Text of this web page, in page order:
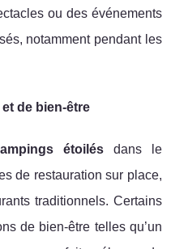
ou des événements
notamment pendant les
de bien-être
étoilésdans le
de restauration sur place,
traditionnels. Certains
de bien-être telles qu’un